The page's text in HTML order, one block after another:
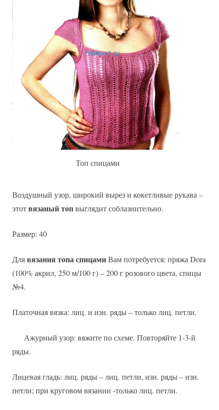
Топ спицами
Воздушный узор, широкий вырез и кокетливые рукава –
этотвязаный топвыглядит соблазнительно.
Размер: 40
Длявязания топа спицамиВам потребуется: пряжа Dora
(100% акрил, 250 м/100 г) – 200 г розового цвета, спицы
№4.
Платочная вязка: лиц. и изн. ряды – только лиц. петли.
Ажурный узор: вяжите по схеме. Повторяйте 1-3-й
ряды.
Лицевая гладь: лиц. ряды – лиц. петли, изн. ряды – изн.
петли; при круговом вязании -только лиц. петли.